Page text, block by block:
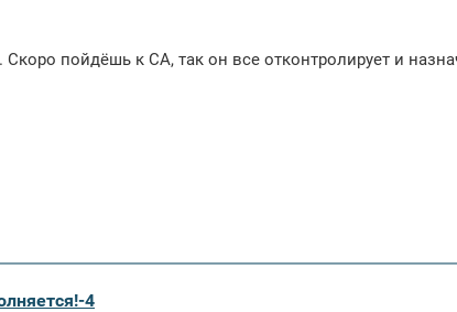
пойдёшь к СА, так он все отконтролирует и
4